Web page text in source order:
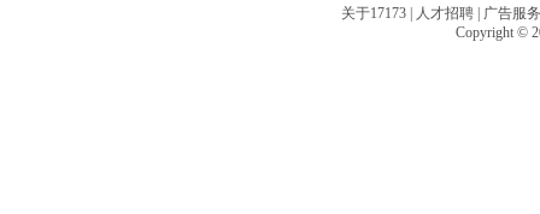
关于17173 | 人才招聘 | 广告服务
Copyright ©